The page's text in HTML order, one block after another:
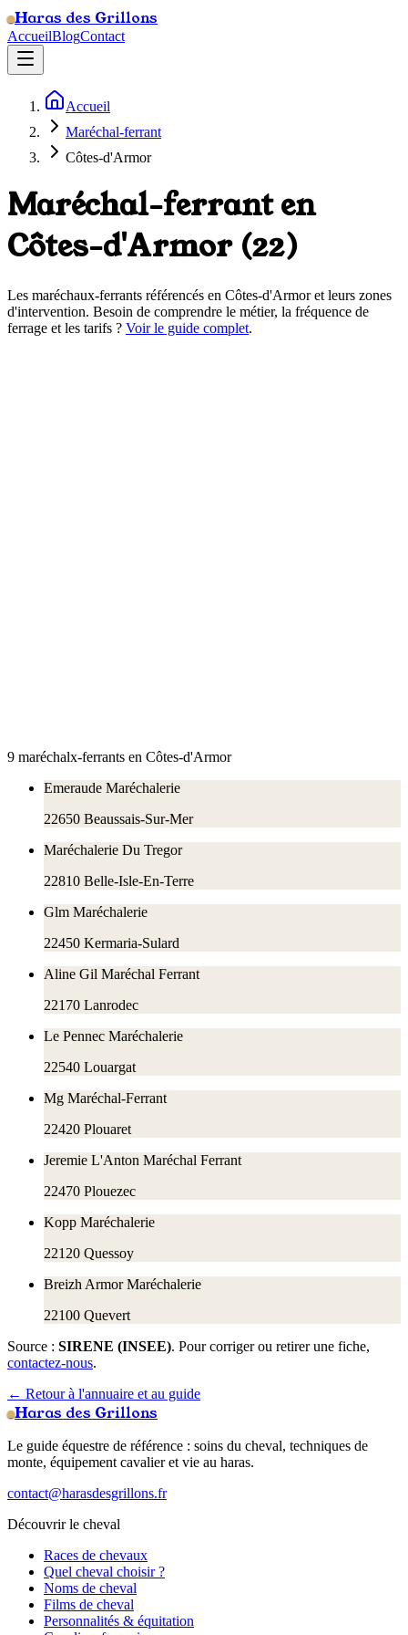
Haras des Grillons
AccueilBlogContact
Accueil
Maréchal-ferrant
Côtes-d'Armor
Maréchal-ferrant en
Côtes-d'Armor(22)
Les maréchaux-ferrants référencés en Côtes-d'Armoret leurs zones
d'intervention. Besoin de comprendre le métier, la fréquence de
ferrage et les tarifs ? Voir le guide complet.
9 maréchalx-ferrants en Côtes-d'Armor
Emeraude Maréchalerie
22650 Beaussais-Sur-Mer
Maréchalerie Du Tregor
22810 Belle-Isle-En-Terre
Glm Maréchalerie
22450 Kermaria-Sulard
Aline Gil Maréchal Ferrant
22170 Lanrodec
Le Pennec Maréchalerie
22540 Louargat
Mg Maréchal-Ferrant
22420 Plouaret
Jeremie L'Anton Maréchal Ferrant
22470 Plouezec
Kopp Maréchalerie
22120 Quessoy
Breizh Armor Maréchalerie
22100 Quevert
Source : SIRENE (INSEE). Pour corriger ou retirer une fiche,
contactez-nous.
← Retour à l'annuaire et au guide
Haras des Grillons
Le guide équestre de référence : soins du cheval, techniques de
monte, équipement cavalier et vie au haras.
contact@harasdesgrillons.fr
Découvrir le cheval
Races de chevaux
Quel cheval choisir ?
Noms de cheval
Films de cheval
Personnalités & équitation